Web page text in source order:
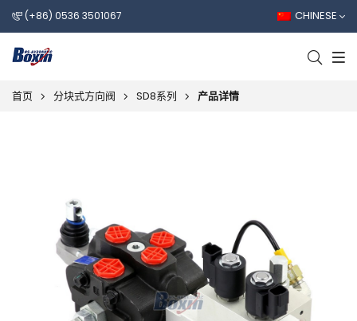
(+86) 0536 3501067 CHINESE
首页 分块式方向阀 SD8系列 产品详情